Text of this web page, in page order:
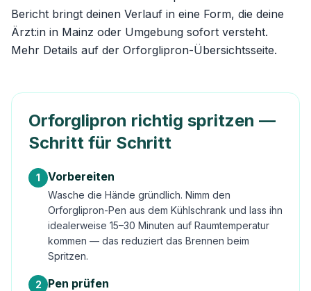
Bericht bringt deinen Verlauf in eine Form, die deine
Ärzt:in in Mainz oder Umgebung sofort versteht.
Mehr Details auf der Orforglipron-Übersichtsseite.
Orforglipron richtig spritzen —
Schritt für Schritt
1 Vorbereiten
Wasche die Hände gründlich. Nimm den
Orforglipron-Pen aus dem Kühlschrank und lass ihn
idealerweise 15–30 Minuten auf Raumtemperatur
kommen — das reduziert das Brennen beim
Spritzen.
2 Pen prüfen